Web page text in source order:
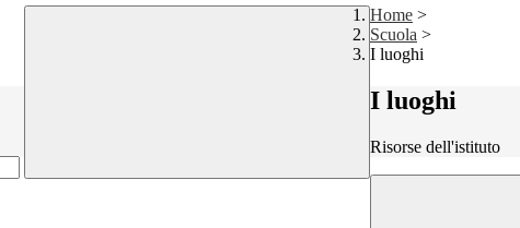
Home >
Scuola >
I luoghi
I luoghi
Risorse dell'istituto